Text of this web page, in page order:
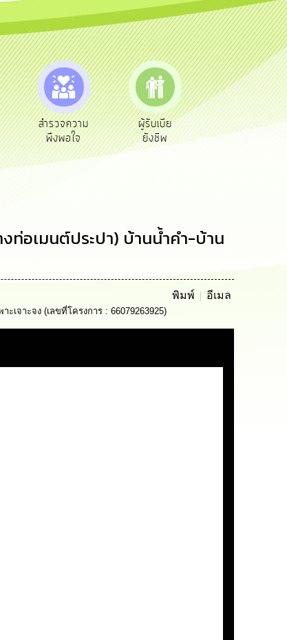
ผู้รับเบีย
ยังชีพ
ประเมินภาษี
ท้องถิ่น
ทะเบียน
พาณิชย์
ท่อเมนต์ประปา) บ้านน้ำคำ-บ้าน
พิมพ์ อีเมล
เจาะจง (เลขที่โครงการ : 66079263925)